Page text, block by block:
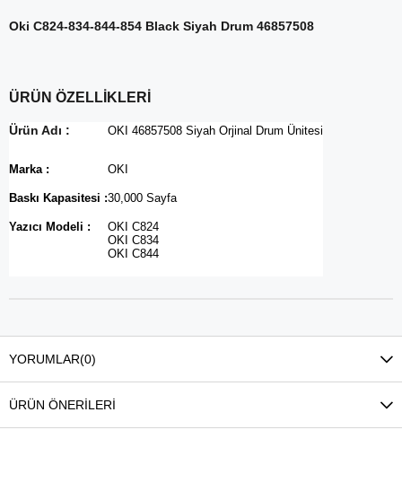
Oki C824-834-844-854 Black Siyah Drum 46857508
ÜRÜN ÖZELLİKLERİ
Ürün Adı : OKI 46857508 Siyah Orjinal Drum Ünitesi
Marka : OKI
Baskı Kapasitesi :30,000 Sayfa
Yazıcı Modeli :
OKI C824
OKI C834
OKI C844
YORUMLAR(0)
ÜRÜN ÖNERILERI